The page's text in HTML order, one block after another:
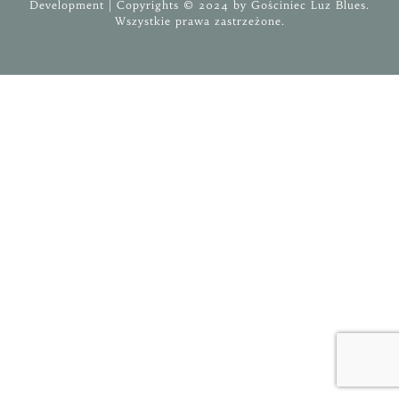
Development | Copyrights © 2024 by Gościniec Luz Blues.
Wszystkie prawa zastrzeżone.